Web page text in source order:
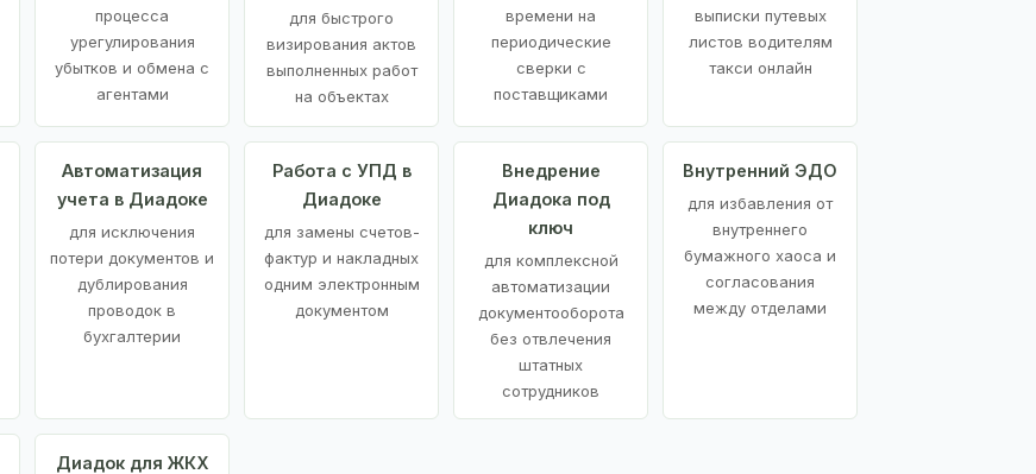
процесса
урегулирования
убытков и обмена с
агентами
для быстрого
визирования актов
выполненных работ
на объектах
времени на
периодические
сверки с
поставщиками
выписки путевых
листов водителям
такси онлайн
Автоматизация
учета в Диадоке
для исключения
потери документов и
дублирования
проводок в
бухгалтерии
Работа с УПД в
Диадоке
для замены счетов-
фактур и накладных
одним электронным
документом
Внедрение
Диадока под
ключ
для комплексной
автоматизации
документооборота
без отвлечения
штатных
сотрудников
Внутренний ЭДО
для избавления от
внутреннего
бумажного хаоса и
согласования
между отделами
Диадок для ЖКХ